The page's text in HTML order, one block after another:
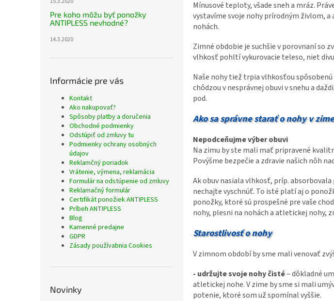
Pre koho môžu byť ponožky
ANTIPLESS nevhodné?
14.3.2020
Informácie pre vás
Kontakt
Ako nakupovať?
Spôsoby platby a doručenia
Obchodné podmienky
Odstúpiť od zmluvy tu
Podmienky ochrany osobných
údajov
Reklamčný poriadok
Vrátenie, výmena, reklamácia
Formulár na odstúpenie od zmluvy
Reklamačný formulár
Certifikát ponožiek ANTIPLESS
Príbeh ANTIPLESS
Blog
Kamenné predajne
GDPR
Zásady používabnia Cookies
Novinky
Mínusové teploty, všade sneh a mráz.
vystavíme svoje nohy prírodným živlom, a
nohách.
Zimné obdobie je suchšie v porovnaní so
vlhkosť pohltí vykurovacie teleso, niet
Naše nohy tiež trpia vlhkosťou
chôdzou v nesprávnej obuvi v snehu a
pod.
Ako sa správne starať o nohy v zime
Nepodceňujme výber obuvi
Na zimu by ste mali mať pripravené
Povýšme bezpečie a zdravie našich nôh
Ak obuv nasiala vlhkosť, príp.
nechajte vyschnúť. To isté platí aj o
ponožky, ktoré sú prospešné pre vaše
nohy, plesni na nohách a atletickej nohy,
Starostlivosť o nohy
V zimnom období by sme mali venovať
- udržujte svoje nohy čisté– dôkladné
atletickej nohe. V zime by sme si mali
potenie, ktoré som už spomínal vyššie.